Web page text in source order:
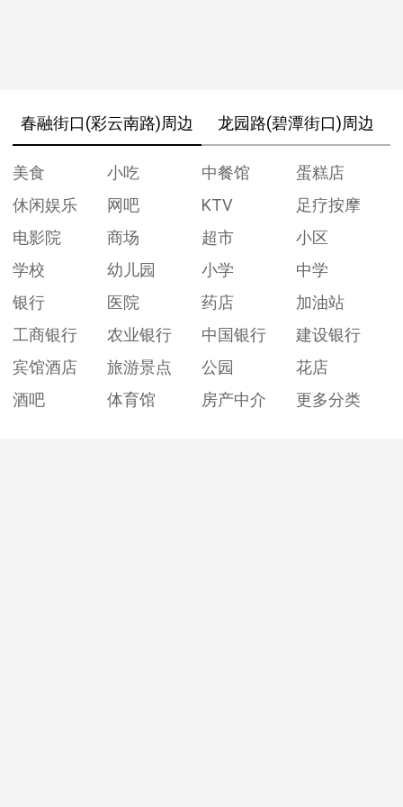
春融街口(彩云南路)周边 龙园路(碧潭街口)周边
美食 小吃 中餐馆
蛋糕店
休闲娱乐
网吧 KTV
足疗按摩
电影院
商场 超市
小区
学校
幼儿园 小学
中学
银行
医院 药店
加油站
工商银行
农业银行 中国银行
建设银行
宾馆酒店
旅游景点 公园
花店
酒吧
体育馆 房产中介 更多分类